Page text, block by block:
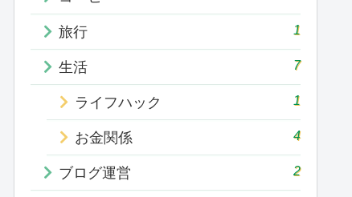
旅行 1
生活 7
ライフハック 1
お金関係 4
ブログ運営 2